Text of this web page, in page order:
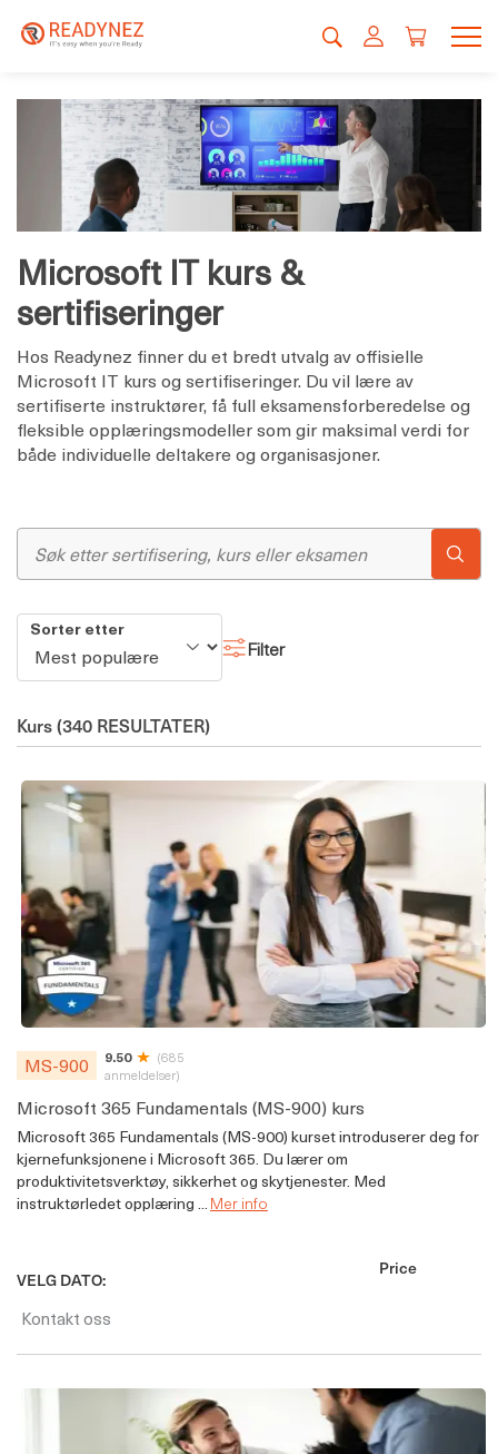
Microsoft IT kurs &
sertifiseringer
Hos Readynez finner du et bredt utvalg av offisielle
Microsoft IT kurs og sertifiseringer. Du vil lære av
sertifiserte instruktører, få full eksamensforberedelse og
fleksible opplæringsmodeller som gir maksimal verdi for
både individuelle deltakere og organisasjoner.
Sorter etter
Filter
Kurs(340 RESULTATER)
MS-900 9.50
(685
anmeldelser)
Microsoft 365 Fundamentals (MS-900) kurs
Microsoft 365 Fundamentals (MS-900) kurset introduserer deg for
kjernefunksjonene i Microsoft 365. Du lærer om
produktivitetsverktøy, sikkerhet og skytjenester. Med
instruktørledet opplæring ...Mer info
VELG DATO:
Kontakt oss
Price